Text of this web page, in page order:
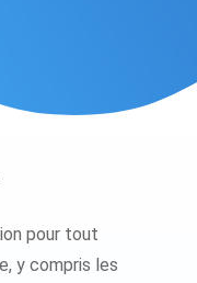
pour tout
y compris les